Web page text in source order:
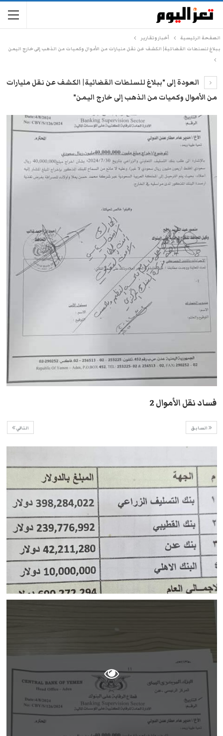
الصفحة الرئيسية
أخبار وتقارير
ببلاغ للسلطات القضائية| الكشف عن نقل مليارات من الأموال وكميات من الذهب إلى خارج اليمن
العودة إلى "ببلاغ للسلطات القضائية| الكشف عن نقل مليارات
من الأموال وكميات من الذهب إلى خارج اليمن"
فساد نقل الأموال 2
التالي السابق